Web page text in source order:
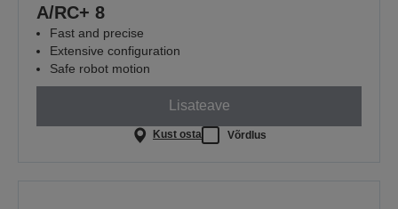
A/RC+ 8
Fast and precise
Extensive configuration
Safe robot motion
Lisateave
Kust osta Võrdlus